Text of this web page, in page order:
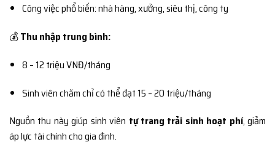
Công việc phổ biến: nhà hàng, xưởng, siêu thị, công ty
💰Thu nhập trung bình:
8 – 12 triệu VNĐ/tháng
Sinh viên chăm chỉ có thể đạt 15 – 20 triệu/tháng
Nguồn thu này giúp sinh viên tự trang trải sinh hoạt phí, giảm
áp lực tài chính cho gia đình.